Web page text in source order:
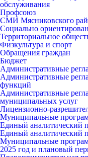
обслуживания
Профсоюз
СМИ Мясниковского
Социально
Территориальное
Физкультура и спорт
Обращения граждан
Бюджет
Административные
Административные
функций
Административные
муниципальных услуг
Лицензионно-
Муниципальные
Единый аналитический
Единый аналитический
Муниципальные
2025 год и плановый